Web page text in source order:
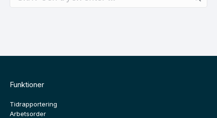
Funktioner
Tidrapportering
Arbetsorder